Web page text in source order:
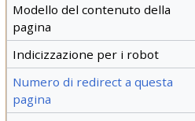
Modello del contenuto della
pagina
Indicizzazione per i robot
Numero di redirect a questa
pagina